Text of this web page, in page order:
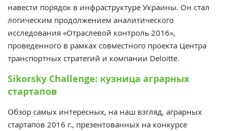
навести порядок в инфраструктуре Украины. Он стал
логическим продолжением аналитического
исследования «Отраслевой контроль 2016»,
проведенного в рамках совместного проекта Центра
транспортных стратегий и компании Deloitte.
Sikorsky Challenge: кузница аграрных
стартапов
Обзор самых интересных, на наш взгляд, аграрных
стартапов 2016 г., презентованных на конкурсе